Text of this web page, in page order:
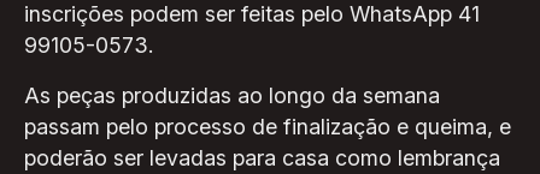
inscrições podem ser feitas pelo WhatsApp 41
99105-0573.
As peças produzidas ao longo da semana
passam pelo processo de finalização e queima, e
poderão ser levadas para casa como lembrança